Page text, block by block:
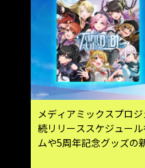
メディアミックスプロ
続リリーススケジュー
ムや5周年記念グッズの